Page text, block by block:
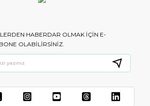
HABERDAR OLMAK IÇIN E-
OLABILIRSINIZ.